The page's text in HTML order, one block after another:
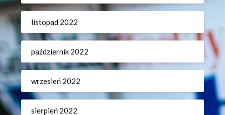
listopad 2022
październik 2022
wrzesień 2022
sierpień 2022